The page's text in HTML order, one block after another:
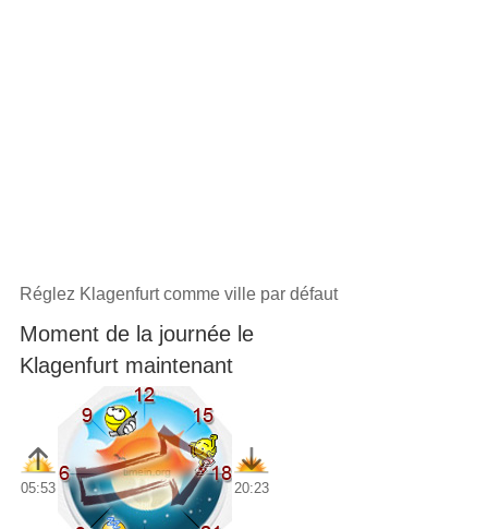
Réglez Klagenfurt comme ville par défaut
Moment de la journée le
Klagenfurt maintenant
05:53 20:23